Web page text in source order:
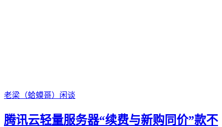
老梁（蛤蟆哥） 闲谈
腾讯云轻量服务器“续费与新购同价”款不